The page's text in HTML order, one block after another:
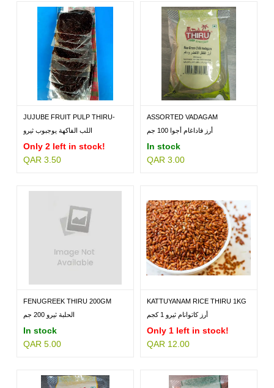
JUJUBE FRUIT PULP THIRU-
80GM
اللب الفاكهة يوجبوب ثيرو
Only 2 left in stock!
QAR 3.50
ASSORTED VADAGAM
THIRU100GMأرز فاداغام أجوا 100 جم
In stock
QAR 3.00
FENUGREEK THIRU 200GM
الحلبة ثيرو 200 جم
In stock
QAR 5.00
KATTUYANAM RICE THIRU 1KG
أرز كاتوانام ثيرو 1 كجم
Only 1 left in stock!
QAR 12.00